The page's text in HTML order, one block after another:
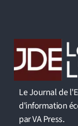
Le Journal de
d'information
par VA Press.